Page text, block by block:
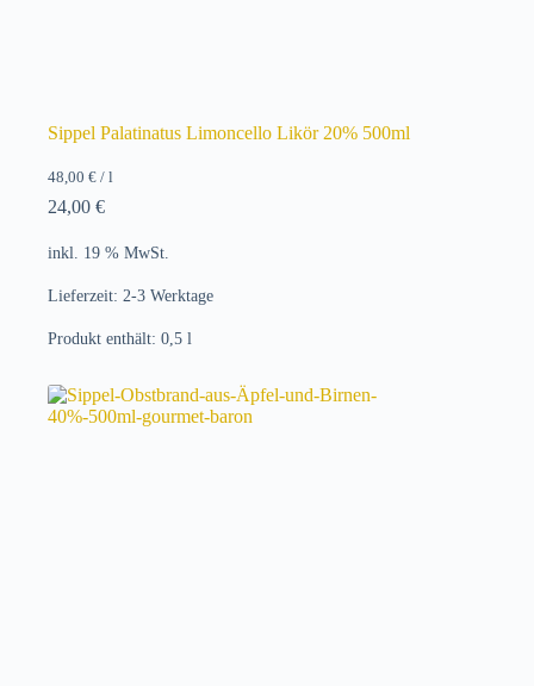
Sippel Palatinatus Limoncello Likör 20% 500ml
48,00 € / l
24,00 €
inkl. 19 % MwSt.
Lieferzeit: 2-3 Werktage
Produkt enthält: 0,5 l